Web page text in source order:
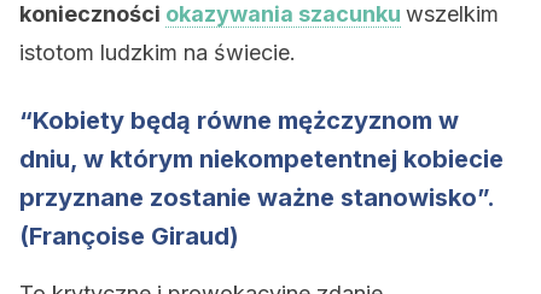
konieczności okazywania szacunku wszelkim
istotom ludzkim na świecie.
“Kobiety będą równe mężczyznom w
dniu, w którym niekompetentnej kobiecie
przyznane zostanie ważne stanowisko”.
(Françoise Giraud)